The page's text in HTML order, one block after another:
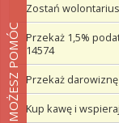
Menu
Zostań
Przekaż 1,5%
14574
Przekaż darowiznę
Kup kawę i
MOŻESZ POMÓC